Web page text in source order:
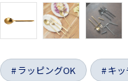
ラッピングOK キ